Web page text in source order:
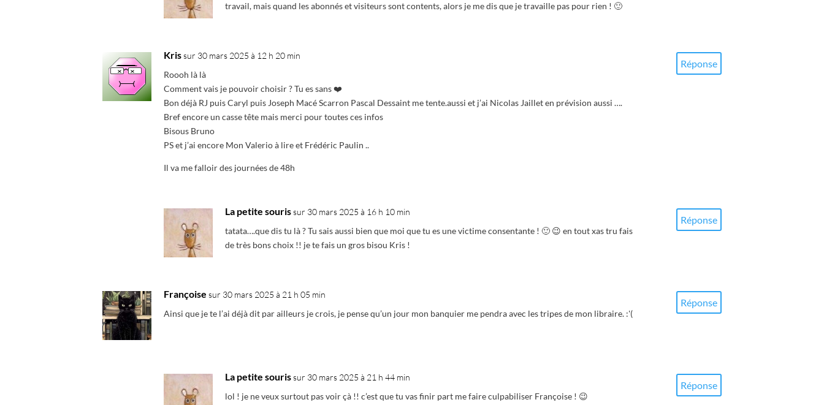
travail, mais quand les abonnés et visiteurs sont contents, alors je me dis que je travaille pas pour rien ! 🙂
Krissur 30 mars 2025 à 12 h 20 min
Roooh là là
Comment vais je pouvoir choisir ? Tu es sans ❤️
Bon déjà RJ puis Caryl puis Joseph Macé Scarron Pascal Dessaint me tente.aussi et j’ai Nicolas Jaillet en prévision aussi ….
Bref encore un casse tête mais merci pour toutes ces infos
Bisous Bruno
PS et j’ai encore Mon Valerio à lire et Frédéric Paulin ..
Il va me falloir des journées de 48h
Réponse
La petite sourissur 30 mars 2025 à 16 h 10 min
tatata….que dis tu là ? Tu sais aussi bien que moi que tu es une victime consentante ! 🙂 😉 en tout xas tru fais
de très bons choix !! je te fais un gros bisou Kris !
Réponse
Françoise sur 30 mars 2025 à 21 h 05 min
Ainsi que je te l’ai déjà dit par ailleurs je crois, je pense qu’un jour mon banquier me pendra avec les tripes de mon libraire. :'(
Réponse
La petite sourissur 30 mars 2025 à 21 h 44 min
lol ! je ne veux surtout pas voir çà !! c’est que tu vas finir part me faire culpabiliser Françoise ! 😉
Réponse